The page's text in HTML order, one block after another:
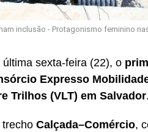
inclusão - Protagonismo feminino
sexta-feira (22), o
Expresso
Trilhos (VLT) em Salvador.
Calçada–Comércio,